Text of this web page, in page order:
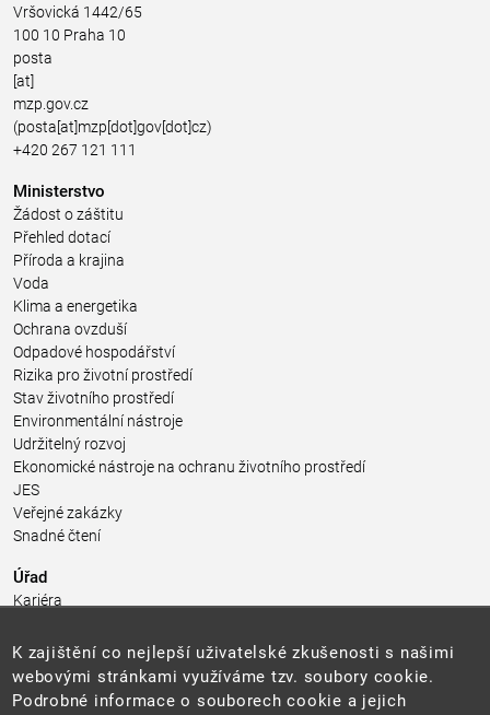
Vršovická 1442/65
100 10 Praha 10
posta
[at]
mzp.gov.cz
(posta[at]mzp[dot]gov[dot]cz)
+420 267 121 111
Ministerstvo
Žádost o záštitu
Přehled dotací
Příroda a krajina
Voda
Klima a energetika
Ochrana ovzduší
Odpadové hospodářství
Rizika pro životní prostředí
Stav životního prostředí
Environmentální nástroje
Udržitelný rozvoj
Ekonomické nástroje na ochranu životního prostředí
JES
Veřejné zakázky
Snadné čtení
Úřad
Kariéra
Pro média a veřejnost
Povinně zveřejňované informace
Kontakty
K zajištění co nejlepší uživatelské zkušenosti s našimi
webovými stránkami využíváme tzv. soubory cookie.
Podrobné informace o souborech cookie a jejich